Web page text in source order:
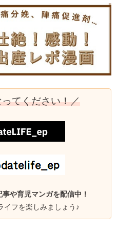
てください！／
や育児マンガを配信中！
イフを楽しみましょう♪